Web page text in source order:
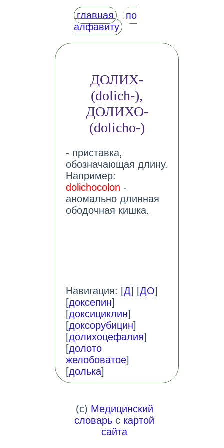
главная
по
алфавиту
ДОЛИХ-
(dolich-),
ДОЛИХО-
(dolicho-)
- приставка,
обозначающая длину.
Например:
dolichocolon -
аномально длинная
ободочная кишка.
Навигация: [Д] [ДО]
[доксепин]
[доксициклин]
[доксорубицин]
[долихоцефалия]
[долото
желобоватое]
[долька]
(c) Медицинский
словарь с картой
сайта